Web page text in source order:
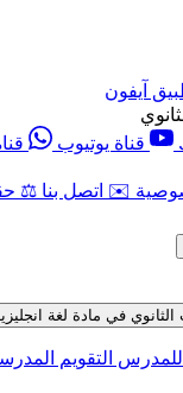
آيفون
قناة يوتيوب
✉️ اتصل بنا ⚖️
في مادة لغة انجليزية
التقويم